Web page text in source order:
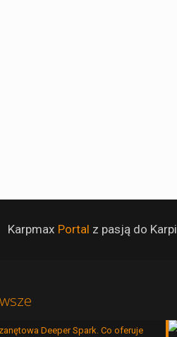
Karpmax Portal z pasją do Karpi
Deeper Spark. Co oferuje